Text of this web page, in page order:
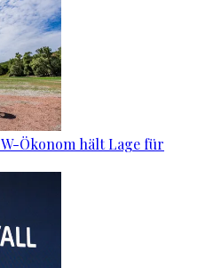
Ökonom hält Lage für